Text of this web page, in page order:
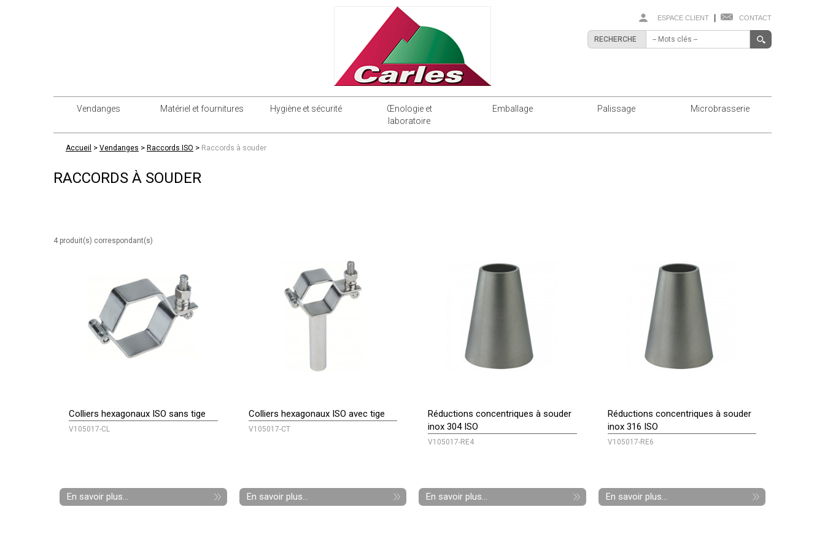
CONTACT
ESPACE CLIENT
RECHERCHE
Vendanges Matériel et fournitures Hygiène et sécurité
Œnologie et
laboratoire
Emballage Palissage Microbrasserie
Accueil > Vendanges > Raccords ISO > Raccords à souder
RACCORDS À SOUDER
4 produit(s) correspondant(s)
Colliers hexagonaux ISO sans tige
V105017-CL
En savoir plus...
Colliers hexagonaux ISO avec tige
V105017-CT
En savoir plus...
Réductions concentriques à souder
inox 304 ISO
V105017-RE4
En savoir plus...
Réductions concentriques à souder
inox 316 ISO
V105017-RE6
En savoir plus...